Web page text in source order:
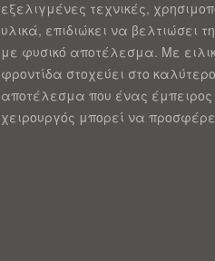
εξελιγμένες τεχνικές,
υλικά, επιδιώκει να βελτιώσει
με φυσικό αποτέλεσμα. Με
φροντίδα στοχεύει στο καλύτερο
αποτέλεσμα που ένας έμπειρος
χειρουργός μπορεί να